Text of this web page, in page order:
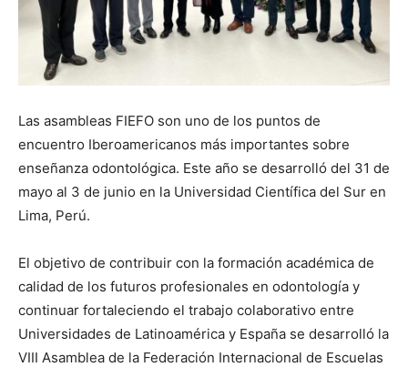
Las asambleas FIEFO son uno de los puntos de
encuentro Iberoamericanos más importantes sobre
enseñanza odontológica. Este año se desarrolló del 31 de
mayo al 3 de junio en la Universidad Científica del Sur en
Lima, Perú.
El objetivo de contribuir con la formación académica de
calidad de los futuros profesionales en odontología y
continuar fortaleciendo el trabajo colaborativo entre
Universidades de Latinoamérica y España se desarrolló la
VIII Asamblea de la Federación Internacional de Escuelas